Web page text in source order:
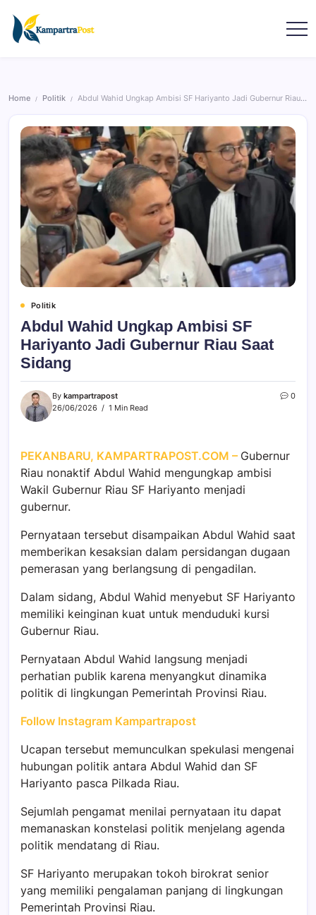
Home / Politik / Abdul Wahid Ungkap Ambisi SF Hariyanto Jadi Gubernur Riau Saat Sidang
Politik
Abdul Wahid Ungkap Ambisi SF
Hariyanto Jadi Gubernur Riau Saat
Sidang
By kampartrapost
26/06/2026
1 Min Read
0
PEKANBARU, KAMPARTRAPOST.COM – Gubernur
Riau nonaktif Abdul Wahid mengungkap ambisi
Wakil Gubernur Riau SF Hariyanto menjadi
gubernur.
Pernyataan tersebut disampaikan Abdul Wahid saat
memberikan kesaksian dalam persidangan dugaan
pemerasan yang berlangsung di pengadilan.
Dalam sidang, Abdul Wahid menyebut SF Hariyanto
memiliki keinginan kuat untuk menduduki kursi
Gubernur Riau.
Pernyataan Abdul Wahid langsung menjadi
perhatian publik karena menyangkut dinamika
politik di lingkungan Pemerintah Provinsi Riau.
Follow Instagram Kampartrapost
Ucapan tersebut memunculkan spekulasi mengenai
hubungan politik antara Abdul Wahid dan SF
Hariyanto pasca Pilkada Riau.
Sejumlah pengamat menilai pernyataan itu dapat
memanaskan konstelasi politik menjelang agenda
politik mendatang di Riau.
SF Hariyanto merupakan tokoh birokrat senior
yang memiliki pengalaman panjang di lingkungan
Pemerintah Provinsi Riau.